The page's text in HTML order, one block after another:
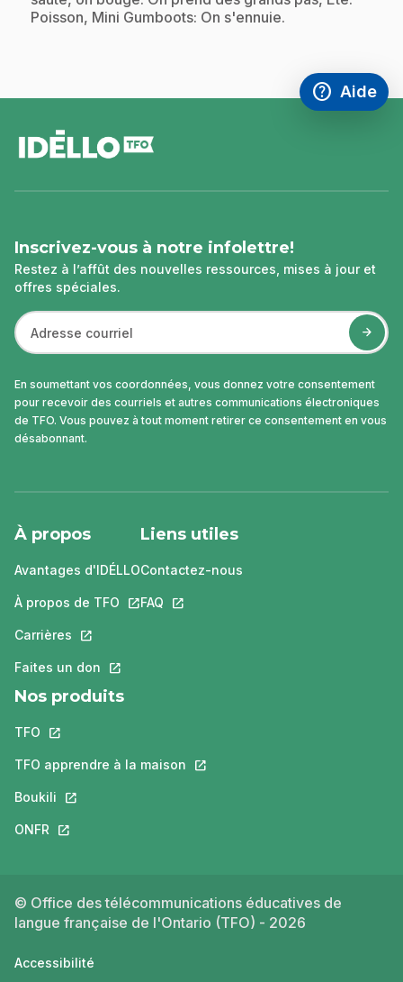
Poisson, Mini Gumboots: On s'ennuie.
help
Accéder à
Aide
,Ce lien
de
page
Inscrivez-vous à notre infolettre!
Restez à l’affût des nouvelles ressources, mises à jour et
offres spéciales.
En soumettant vos coordonnées, vous donnez votre consentement
pour recevoir des courriels et autres communications électroniques
de TFO. Vous pouvez à tout moment retirer ce consentement en vous
désabonnant.
À propos
Avantages d'IDÉLLO
À propos de TFO Ce lien s'ouvrira dans un nouvel onglet.
Carrières Ce lien s'ouvrira dans un nouvel onglet.
Faites un don Ce lien s'ouvrira dans un nouvel onglet.
Liens utiles
Contactez-nous
FAQ Ce lien s'ouvrira dans un nouvel
Nos produits
TFO Ce lien s'ouvrira dans un nouvel onglet.
TFO apprendre à la maison Ce lien s'ouvrira dans un nouvel
Boukili Ce lien s'ouvrira dans un nouvel onglet.
ONFR Ce lien s'ouvrira dans un nouvel onglet.
© Office des télécommunications éducatives de
langue française de l'Ontario (TFO) - 2026
Accessibilité